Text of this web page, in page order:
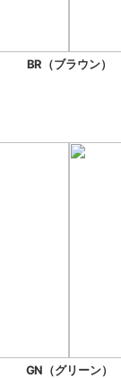
BR（ブラウン）
GN（グリーン）